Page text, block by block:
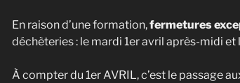
En raison d’une formation,fermetures
déchèteries : le mardi 1er avril après-midi et
À compter du 1er AVRIL, c’est le passage